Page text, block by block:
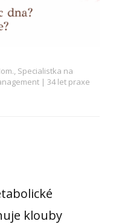
Specialistka na
| 34 let praxe
klouby